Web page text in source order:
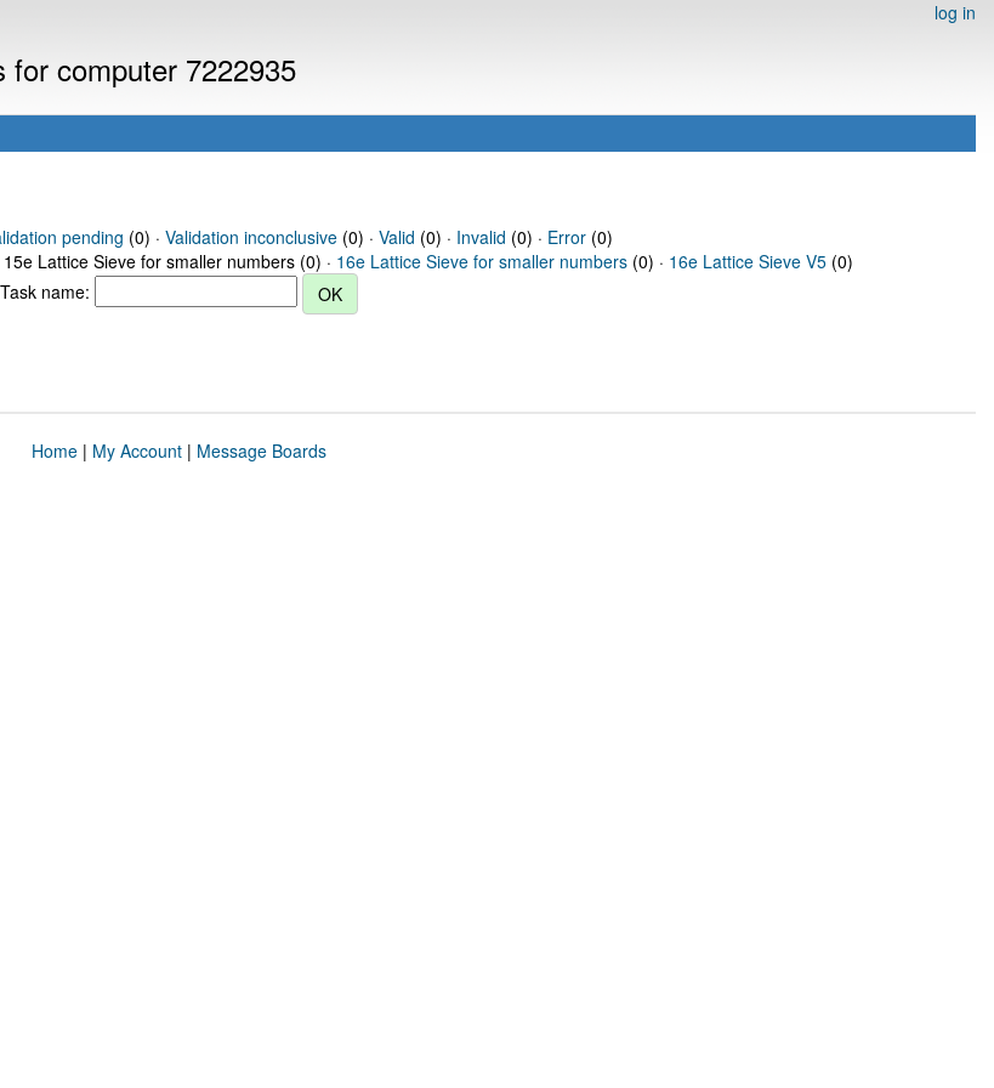
log in
computer 7222935
pending (0) · Validation inconclusive(0) · Valid (0) · Invalid (0) · Error(0)
15e Lattice Sieve for smaller numbers (0) · 16e Lattice Sieve for smaller numbers (0) · 16e Lattice Sieve V5 (0)
Task name:
Home| My Account| Message Boards